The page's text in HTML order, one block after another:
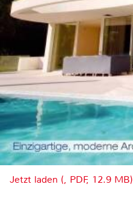
Jetzt laden (, PDF, 12.9 MB)